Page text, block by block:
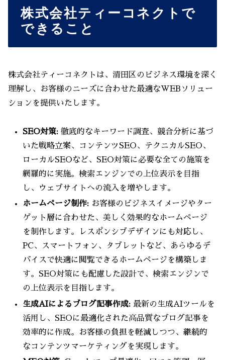
株式会社ティーコネクトで
できること
株式会社ティーコネクトは、清田区のビジネス環境を深く
理解し、お客様のニーズに合わせた最適なWEBソリュー
ションを提供いたします。
SEO対策: 徹底的なキーワード調査、競合分析に基づ
いた戦略立案、コンテンツSEO、テクニカルSEO、
ローカルSEOなど、SEO対策に必要な全ての施策を
網羅的に実施。検索エンジンでの上位表示を目指
し、ウェブサイトへの流入を増やします。
ホームページ制作: お客様のビジネスイメージやター
ゲット層に合わせた、美しく効果的なホームページ
を制作します。レスポンシブデザインにも対応し、
PC、スマートフォン、タブレットなど、あらゆるデ
バイスで快適に閲覧できるホームページを構築しま
す。SEO対策にも配慮した設計で、検索エンジンで
の上位表示を目指します。
生成AIによるブログ記事作成: 最新の生成AIツールを
活用し、SEOに最適化された高品質なブログ記事を
効率的に作成。お客様の負担を軽減しつつ、継続的
なコンテンツマーケティングを実現します。